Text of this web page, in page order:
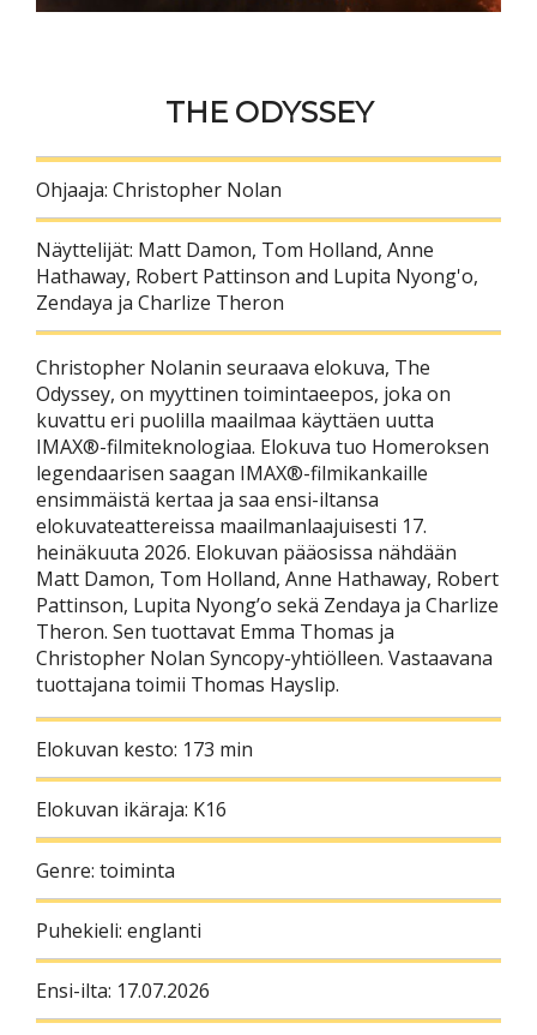
THE ODYSSEY
Ohjaaja: Christopher Nolan
Näyttelijät: Matt Damon, Tom Holland, Anne
Hathaway, Robert Pattinson and Lupita Nyong'o,
Zendaya ja Charlize Theron
Christopher Nolanin seuraava elokuva, The
Odyssey, on myyttinen toimintaeepos, joka on
kuvattu eri puolilla maailmaa käyttäen uutta
IMAX®-filmiteknologiaa. Elokuva tuo Homeroksen
legendaarisen saagan IMAX®-filmikankaille
ensimmäistä kertaa ja saa ensi-iltansa
elokuvateattereissa maailmanlaajuisesti 17.
heinäkuuta 2026. Elokuvan pääosissa nähdään
Matt Damon, Tom Holland, Anne Hathaway, Robert
Pattinson, Lupita Nyong’o sekä Zendaya ja Charlize
Theron. Sen tuottavat Emma Thomas ja
Christopher Nolan Syncopy-yhtiölleen. Vastaavana
tuottajana toimii Thomas Hayslip.
Elokuvan kesto: 173 min
Elokuvan ikäraja: K16
Genre: toiminta
Puhekieli: englanti
Ensi-ilta: 17.07.2026